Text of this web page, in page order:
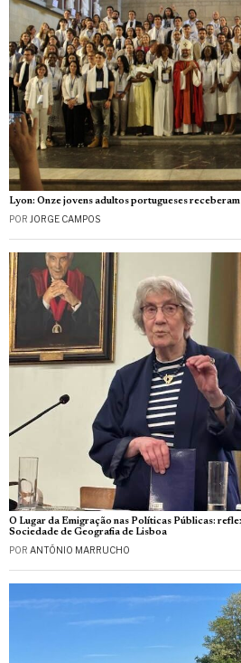
Lyon: Onze jovens adultos portugueses
POR JORGE CAMPOS
O Lugar da Emigração nas Políticas Públicas:
Sociedade de Geografia de Lisboa
POR ANTÓNIO MARRUCHO